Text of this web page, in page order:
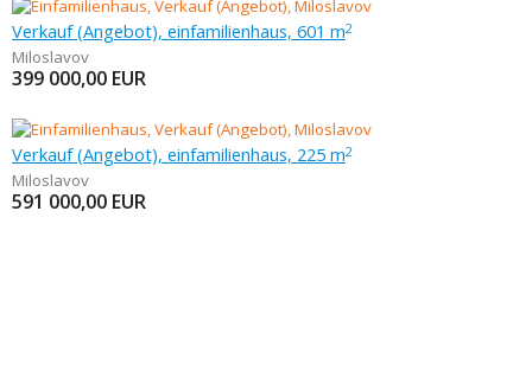
Verkauf (Angebot), einfamilienhaus, 601 m2
Miloslavov
399 000,00 EUR
Verkauf (Angebot), einfamilienhaus, 225 m2
Miloslavov
591 000,00 EUR